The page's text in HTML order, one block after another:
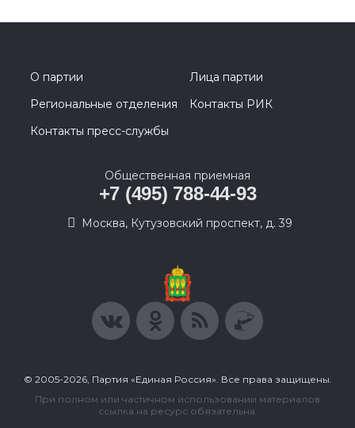
О партии
Лица партии
Региональные отделения
Контакты РИК
Контакты пресс-службы
Общественная приемная
+7 (495) 788-44-93
Москва, Кутузовский проспект, д. 39
© 2005-2026, Партия «Единая Россия». Все права защищены.
При полном или частичном использовании материалов
ссылка на ресурс обязательна.